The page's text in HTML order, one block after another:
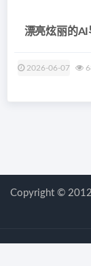
漂亮炫丽的AI
2026-06-07
Copyright ©